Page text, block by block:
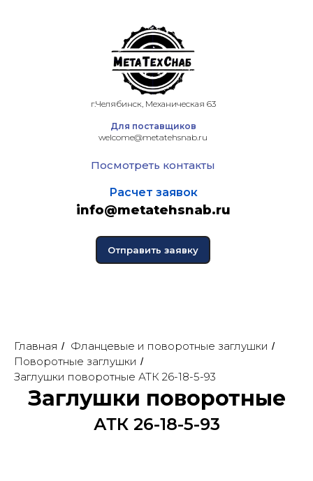
г.Челябинск, Механическая 63
Для поставщиков
welcome@metatehsnab.ru
Посмотреть контакты
Расчет заявок
info@metatehsnab.ru
Отправить заявку
Главная / Фланцевые и поворотные заглушки /
Поворотные заглушки /
Заглушки поворотные АТК 26-18-5-93
Заглушки поворотные
АТК 26-18-5-93